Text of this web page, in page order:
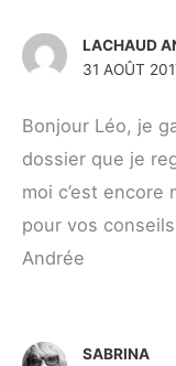
LACHAUD
31 AOÛT
Bonjour Léo, je
dossier que je
moi c’est encore
pour vos
Andrée
SABRINA